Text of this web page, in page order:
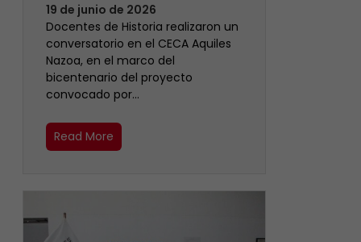
19 de junio de 2026
Docentes de Historia realizaron un
conversatorio en el CECA Aquiles
Nazoa, en el marco del
bicentenario del proyecto
convocado por…
Read More